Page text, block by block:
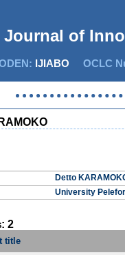
of
IJIABO OCLC
Detto
University
2
title